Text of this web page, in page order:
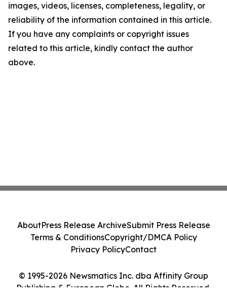
images, videos, licenses, completeness, legality, or
reliability of the information contained in this article.
If you have any complaints or copyright issues
related to this article, kindly contact the author
above.
© 1995-2026 Newsmatics Inc. dba Affinity Group
Publishing & European Globe. All Rights Reserved.
AboutPress Release ArchiveSubmit Press Release
Terms & ConditionsCopyright/DMCA Policy
Privacy PolicyContact